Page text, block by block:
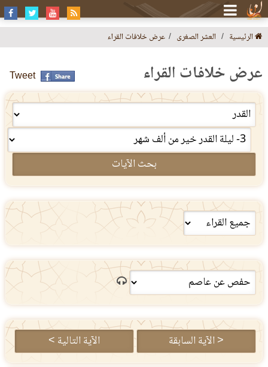
الرئيسية العشر الصغرى عرض خلافات القراء
عرض خلافات القراء Tweet
بحث الآيات
< الآية السابقة الآية التالية >